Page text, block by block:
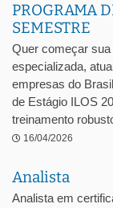
PROGRAMA
SEMESTRE
Quer começar
especializada,
empresas do
de Estágio ILOS
treinamento
16/04/2026
Analista
Analista em